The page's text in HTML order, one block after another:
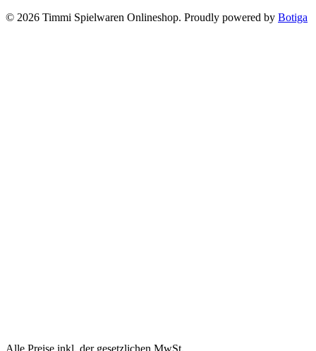
© 2026 Timmi Spielwaren Onlineshop. Proudly powered by Botiga
Alle Preise inkl. der gesetzlichen MwSt.